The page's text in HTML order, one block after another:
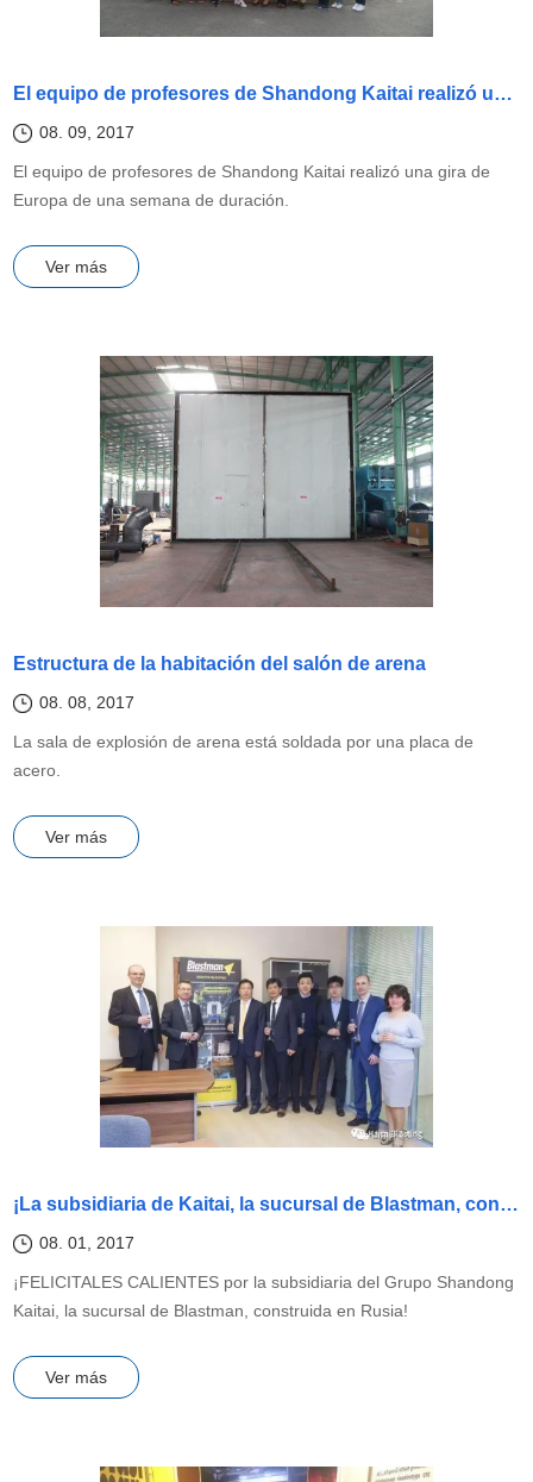
El equipo de profesores de Shandong Kaitai realizó una gira de Europa de una semana de duración
08. 09, 2017
El equipo de profesores de Shandong Kaitai realizó una gira de
Europa de una semana de duración.
Ver más
Estructura de la habitación del salón de arena
08. 08, 2017
La sala de explosión de arena está soldada por una placa de
acero.
Ver más
¡La subsidiaria de Kaitai, la sucursal de Blastman, construida en Rusia!
08. 01, 2017
¡FELICITALES CALIENTES por la subsidiaria del Grupo Shandong
Kaitai, la sucursal de Blastman, construida en Rusia!
Ver más